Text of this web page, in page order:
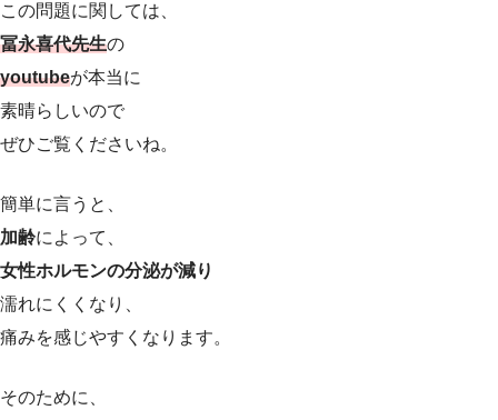
この問題に関しては、
冨永喜代先生の
youtubeが本当に
素晴らしいので
ぜひご覧くださいね。
簡単に言うと、
加齢によって、
女性ホルモンの分泌が減り
濡れにくくなり、
痛みを感じやすくなります。
そのために、